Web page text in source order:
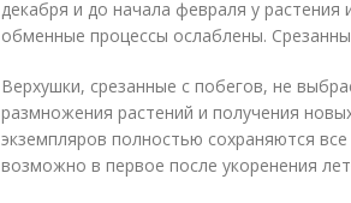
декабря и до начала февраля у
обменные процессы ослаблены.
Верхушки, срезанные с побегов, не
размножения растений и получения
экземпляров полностью сохраняются
возможно в первое после укоренения